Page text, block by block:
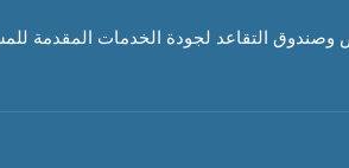
وصندوق التقاعد لجودة الخدمات المقدمة